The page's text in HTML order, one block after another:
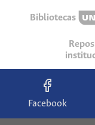
Bibliotecas
Facebook